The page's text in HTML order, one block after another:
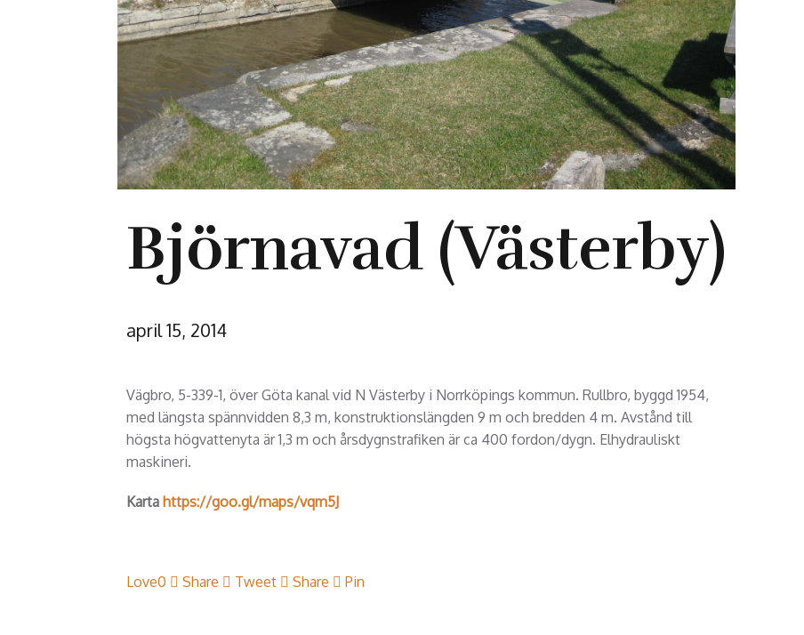
Björnavad (Västerby)
april 15, 2014
Vägbro, 5-339-1, över Göta kanal vid N Västerby i Norrköpings kommun. Rullbro, byggd 1954,
med längsta spännvidden 8,3 m, konstruktionslängden 9 m och bredden 4 m. Avstånd till
högsta högvattenyta är 1,3 m och årsdygnstrafiken är ca 400 fordon/dygn. Elhydrauliskt
maskineri.
Karta https://goo.gl/maps/vqm5J
Love0 Share Tweet Share Pin